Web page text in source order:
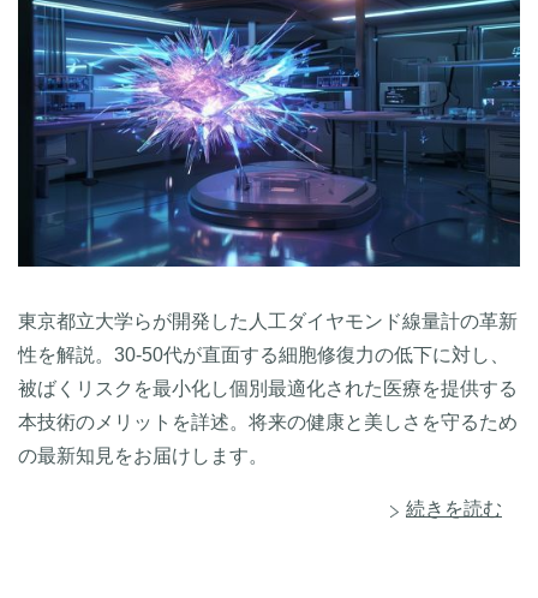
東京都立大学らが開発した人工ダイヤモンド線量計の革新
性を解説。30-50代が直面する細胞修復力の低下に対し、
被ばくリスクを最小化し個別最適化された医療を提供する
本技術のメリットを詳述。将来の健康と美しさを守るため
の最新知見をお届けします。
続きを読む